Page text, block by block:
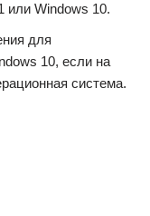
или Windows 10.
для
10, если на
система.